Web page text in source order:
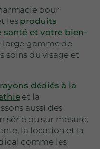
pour
les produits
santé et votre bien-
large gamme de
soins du visage et
rayons dédiés à la
et la
aussi des
série ou sur mesure.
la location et la
comme les